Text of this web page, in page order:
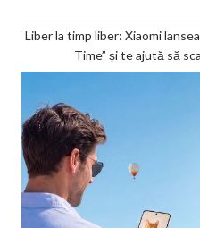
Liber la timp liber: Xiaomi
Time” și te ajută să